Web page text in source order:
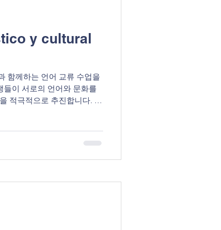
y cultural
함께하는 언어 교류 수업을
이 서로의 언어와 문화를
적극적으로 추진합니다. 1.